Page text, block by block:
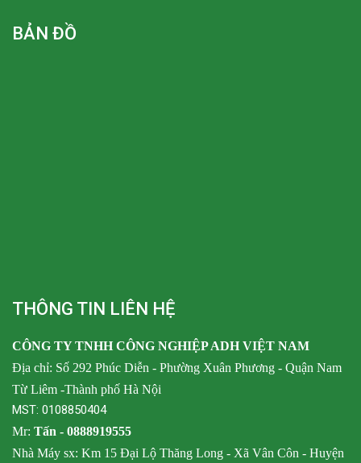
BẢN ĐỒ
THÔNG TIN LIÊN HỆ
CÔNG TY TNHH CÔNG NGHIỆP ADH VIỆT NAM
Địa chỉ: Số 292 Phúc Diễn - Phường Xuân Phương - Quận Nam
Từ Liêm -Thành phố Hà Nội
MST: 0108850404
Mr: Tấn - 0888919555
Nhà Máy sx: Km 15 Đại Lộ Thăng Long - Xã Vân Côn - Huyện